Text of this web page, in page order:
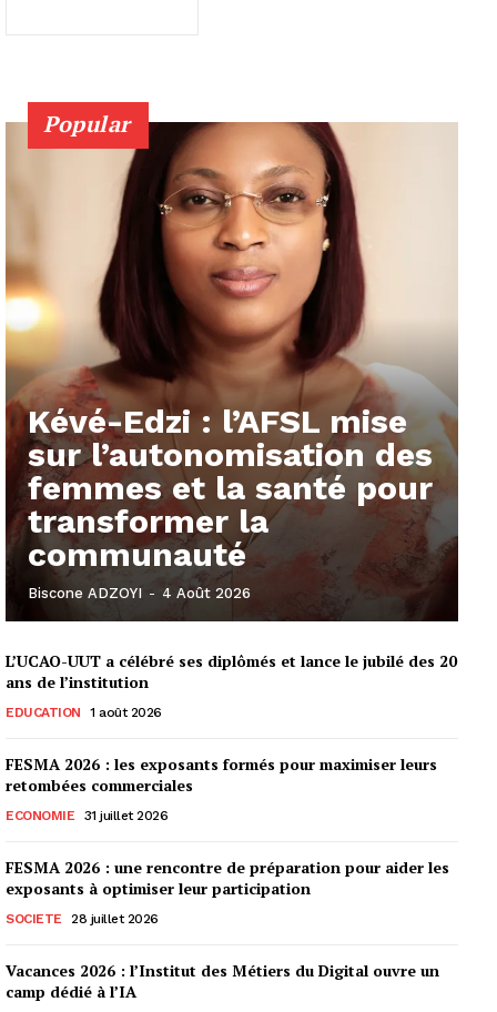
Popular
Kévé-Edzi : l’AFSL mise
sur l’autonomisation des
femmes et la santé pour
transformer la
communauté
Biscone ADZOYI - 4 Août 2026
L’UCAO-UUT a célébré ses diplômés et lance le jubilé des 20
ans de l’institution
EDUCATION 1 août 2026
FESMA 2026 : les exposants formés pour maximiser leurs
retombées commerciales
ECONOMIE 31 juillet 2026
FESMA 2026 : une rencontre de préparation pour aider les
exposants à optimiser leur participation
SOCIETE 28 juillet 2026
Vacances 2026 : l’Institut des Métiers du Digital ouvre un
camp dédié à l’IA